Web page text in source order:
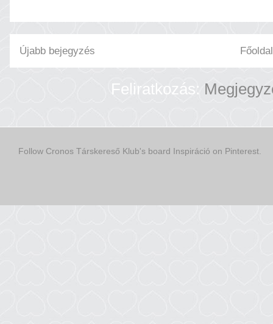
Újabb bejegyzés Főoldal
Feliratkozás:
Follow Cronos Társkereső Klub's board Inspiráció on Pinterest.